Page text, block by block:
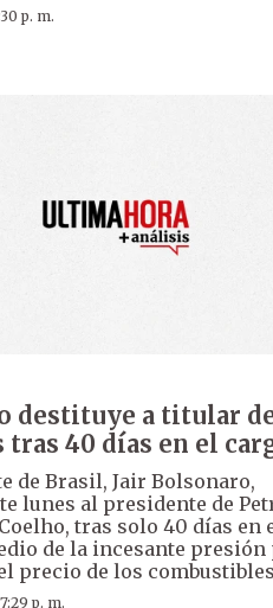
p. m.
destituye a titular
tras 40 días en el
de Brasil, Jair Bolsonaro,
lunes al presidente de
tras solo 40 días en
de la incesante presión
precio de los
p. m.